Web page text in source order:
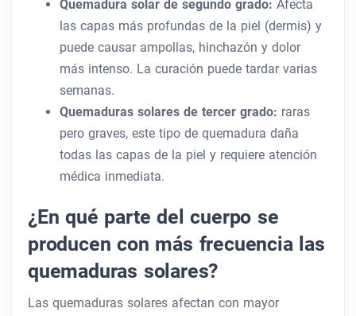
Quemadura solar de segundo grado: Afecta
las capas más profundas de la piel (dermis) y
puede causar ampollas, hinchazón y dolor
más intenso. La curación puede tardar varias
semanas.
Quemaduras solares de tercer grado: raras
pero graves, este tipo de quemadura daña
todas las capas de la piel y requiere atención
médica inmediata.
¿En qué parte del cuerpo se
producen con más frecuencia las
quemaduras solares?
Las quemaduras solares afectan con mayor